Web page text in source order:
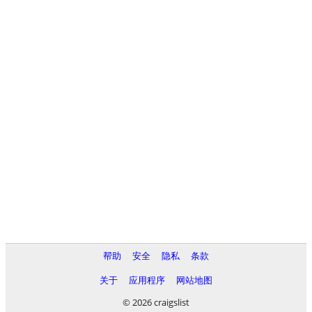
帮助 安全 隐私
条款
关于
应用程序
网站地图
© 2026 craigslist